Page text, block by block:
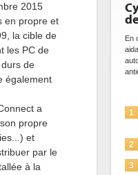
2015
en propre et
la cible de
les PC de
de
également
a
propre
et
par le
à la
le double visage
joue un double rôle : le gentil en
à prévenir les menaces, à
de sécurité, à simuler et
bien présente dans les
de sécurité et...
des IA en question
les IA par l'IA